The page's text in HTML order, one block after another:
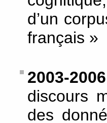
d’un
français »
2003-
discours
des